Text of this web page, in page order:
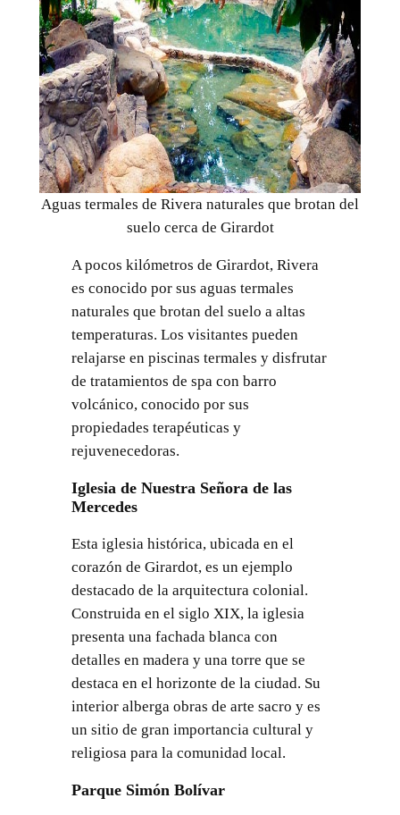
Aguas termales de Rivera naturales que brotan del
suelo cerca de Girardot
A pocos kilómetros de Girardot, Rivera
es conocido por sus aguas termales
naturales que brotan del suelo a altas
temperaturas. Los visitantes pueden
relajarse en piscinas termales y disfrutar
de tratamientos de spa con barro
volcánico, conocido por sus
propiedades terapéuticas y
rejuvenecedoras.
Iglesia de Nuestra Señora de las
Mercedes
Esta iglesia histórica, ubicada en el
corazón de Girardot, es un ejemplo
destacado de la arquitectura colonial.
Construida en el siglo XIX, la iglesia
presenta una fachada blanca con
detalles en madera y una torre que se
destaca en el horizonte de la ciudad. Su
interior alberga obras de arte sacro y es
un sitio de gran importancia cultural y
religiosa para la comunidad local.
Parque Simón Bolívar